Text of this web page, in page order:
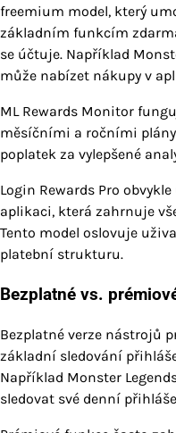
freemium model, který
základním funkcím
se účtuje. Například
může nabízet nákupy v
ML Rewards Monitor
měsíčními a ročními
poplatek za vylepšené
Login Rewards Pro
aplikaci, která zahrnuje
Tento model oslovuje
platební strukturu.
Bezplatné vs.
Bezplatné verze nástrojů
základní sledování
Například Monster
sledovat své denní